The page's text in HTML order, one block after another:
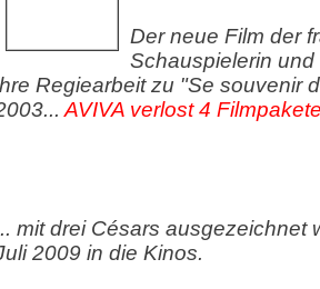
Der neue Film der
Schauspielerin
Regiearbeit zu "Se souvenir
AVIVA verlost 4
mit drei Césars ausgezeichnet
2009 in die Kinos.